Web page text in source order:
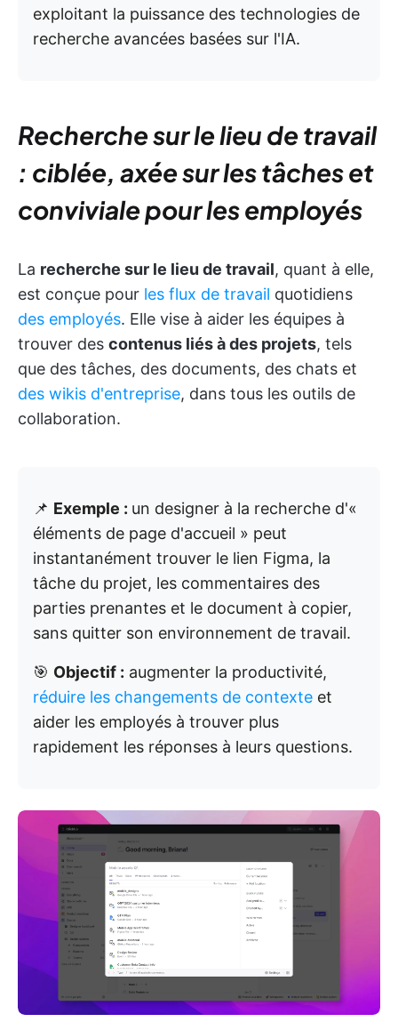
exploitant la puissance des technologies de
recherche avancées basées sur l'IA.
Recherche sur le lieu de travail
: ciblée, axée sur les tâches et
conviviale pour les employés
La recherche sur le lieu de travail, quant à elle,
est conçue pour les flux de travail quotidiens
des employés. Elle vise à aider les équipes à
trouver des contenus liés à des projets, tels
que des tâches, des documents, des chats et
des wikis d'entreprise, dans tous les outils de
collaboration.
📌 Exemple : un designer à la recherche d'«
éléments de page d'accueil » peut
instantanément trouver le lien Figma, la
tâche du projet, les commentaires des
parties prenantes et le document à copier,
sans quitter son environnement de travail.
🎯 Objectif : augmenter la productivité,
réduire les changements de contexte et
aider les employés à trouver plus
rapidement les réponses à leurs questions.